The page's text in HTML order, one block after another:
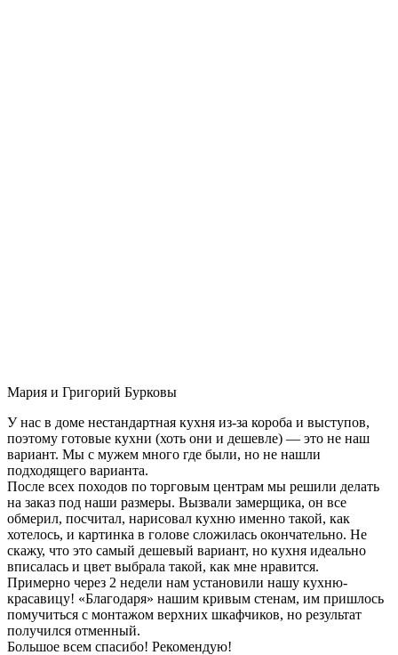
Мария и Григорий Бурковы
У нас в доме нестандартная кухня из-за короба и выступов,
поэтому готовые кухни (хоть они и дешевле) — это не наш
вариант. Мы с мужем много где были, но не нашли
подходящего варианта.
После всех походов по торговым центрам мы решили делать
на заказ под наши размеры. Вызвали замерщика, он все
обмерил, посчитал, нарисовал кухню именно такой, как
хотелось, и картинка в голове сложилась окончательно. Не
скажу, что это самый дешевый вариант, но кухня идеально
вписалась и цвет выбрала такой, как мне нравится.
Примерно через 2 недели нам установили нашу кухню-
красавицу! «Благодаря» нашим кривым стенам, им пришлось
помучиться с монтажом верхних шкафчиков, но результат
получился отменный.
Большое всем спасибо! Рекомендую!